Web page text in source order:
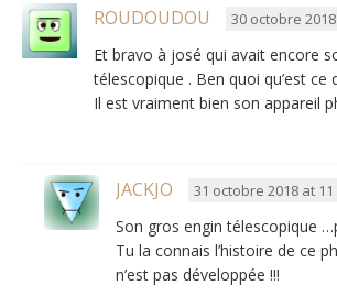
ROUDOUDOU 30 octobre
Et bravo à josé qui avait encore
télescopique . Ben quoi qu’est ce
Il est vraiment bien son appareil
JACKJO 31 octobre 2018 at 11
Son gros engin télescopique
Tu la connais l’histoire de ce
n’est pas développée !!!